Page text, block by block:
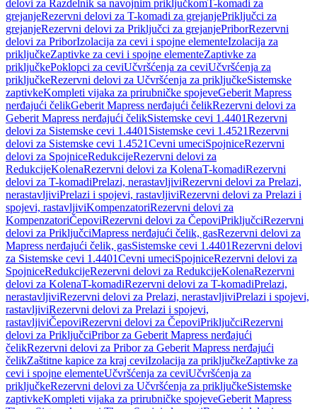
delovi za Razdelnik sa navojnim priključkomT-komadi za
grejanjeRezervni delovi za T-komadi za grejanjePriključci za
grejanjeRezervni delovi za Priključci za grejanjePriborRezervni
delovi za PriborIzolacija za cevi i spojne elementeIzolacija za
priključkeZaptivke za cevi i spojne elementeZaptivke za
priključkePoklopci za ceviUčvršćenja za ceviUčvršćenja za
priključkeRezervni delovi za Učvršćenja za priključkeSistemske
zaptivkeKompleti vijaka za prirubničke spojeveGeberit Mapress
nerđajući čelikGeberit Mapress nerđajući čelikRezervni delovi za
Geberit Mapress nerđajući čelikSistemske cevi 1.4401Rezervni
delovi za Sistemske cevi 1.4401 Sistemske cevi 1.4521Rezervni
delovi za Sistemske cevi 1.4521Cevni umeciSpojniceRezervni
delovi za SpojniceRedukcijeRezervni delovi za
RedukcijeKolenaRezervni delovi za KolenaT-komadiRezervni
delovi za T-komadiPrelazi, nerastavljiviRezervni delovi za Prelazi,
nerastavljiviPrelazi i spojevi, rastavljiviRezervni delovi za Prelazi i
spojevi, rastavljiviKompenzatoriRezervni delovi za
KompenzatoriČepoviRezervni delovi za ČepoviPriključciRezervni
delovi za PriključciMapress nerđajući čelik, gasRezervni delovi za
Mapress nerđajući čelik, gasSistemske cevi 1.4401Rezervni delovi
za Sistemske cevi 1.4401Cevni umeciSpojniceRezervni delovi za
SpojniceRedukcijeRezervni delovi za RedukcijeKolenaRezervni
delovi za KolenaT-komadiRezervni delovi za T-komadiPrelazi,
nerastavljiviRezervni delovi za Prelazi, nerastavljiviPrelazi i spojevi,
rastavljiviRezervni delovi za Prelazi i spojevi,
rastavljiviČepoviRezervni delovi za ČepoviPriključciRezervni
delovi za PriključciPribor za Geberit Mapress nerđajući
čelikRezervni delovi za Pribor za Geberit Mapress nerđajući
čelikZaštitne kapice za kraj ceviIzolacija za priključkeZaptivke za
cevi i spojne elementeUčvršćenja za ceviUčvršćenja za
priključkeRezervni delovi za Učvršćenja za priključkeSistemske
zaptivkeKompleti vijaka za prirubničke spojeveGeberit Mapress